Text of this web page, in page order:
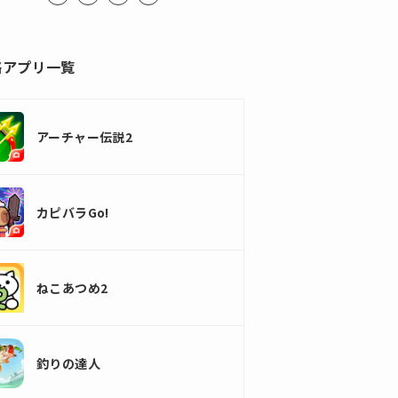
プリ一覧
アーチャー伝説2
カピバラGo!
ねこあつめ2
釣りの達人